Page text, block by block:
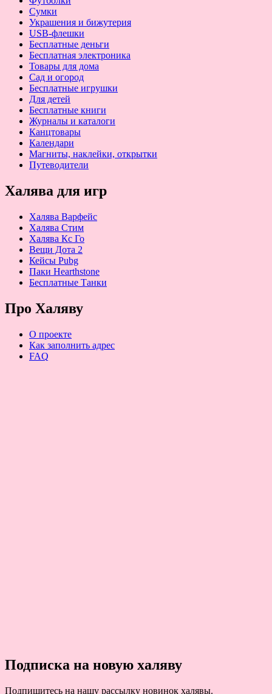
Сумки
Украшения и бижутерия
USB-флешки
Бесплатные деньги
Бесплатная электроника
Товары для дома
Сад и огород
Бесплатные игрушки
Для детей
Бесплатные книги
Журналы и каталоги
Канцтовары
Календари
Магниты, наклейки, открытки
Путеводители
Халява для игр
Халява Варфейс
Халява Стим
Халява Кс Го
Вещи Дота 2
Кейсы Pubg
Паки Hearthstone
Бесплатные Танки
Про Халяву
О проекте
Как заполнить адрес
FAQ
Подписка на новую халяву
Подпишитесь на нашу рассылку новинок халявы.